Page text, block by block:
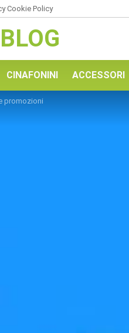
Cookie Policy
CINAFONINI ACCESSORI
promozioni